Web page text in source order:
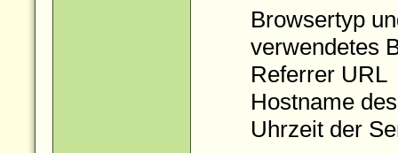
Browsertyp
verwendetes
Referrer URL
Hostname
Uhrzeit der